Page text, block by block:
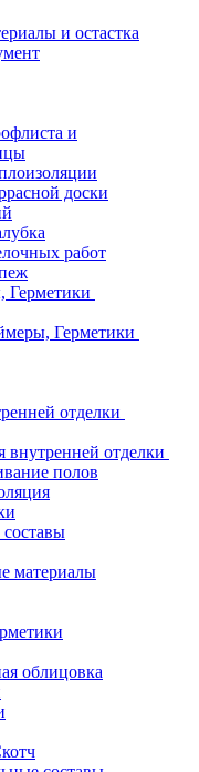
и остастка
и
доски
работ
Герметики
Герметики
отделки
внутренней отделки
полов
материалы
облицовка